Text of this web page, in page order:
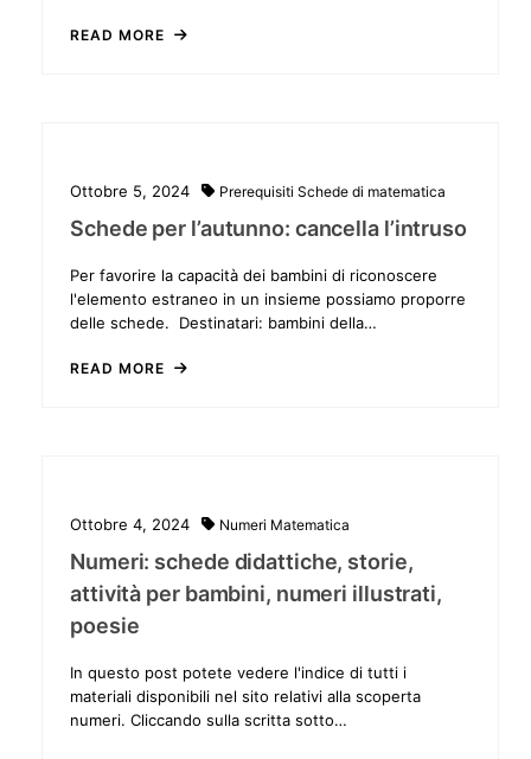
READ MORE
Ottobre 5, 2024 Prerequisiti Schede di matematica
Schede per l’autunno: cancella l’intruso
Per favorire la capacità dei bambini di riconoscere
l'elemento estraneo in un insieme possiamo proporre
delle schede. Destinatari: bambini della…
READ MORE
Ottobre 4, 2024 Numeri Matematica
Numeri: schede didattiche, storie,
attività per bambini, numeri illustrati,
poesie
In questo post potete vedere l'indice di tutti i
materiali disponibili nel sito relativi alla scoperta
numeri. Cliccando sulla scritta sotto…